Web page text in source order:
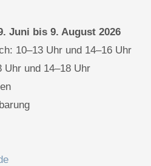
Juni bis 9. August 2026
10–13 Uhr und 14–16 Uhr
Uhr und 14–18 Uhr